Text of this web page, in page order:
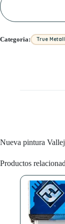
Categoria: True
Nueva pintura
Productos